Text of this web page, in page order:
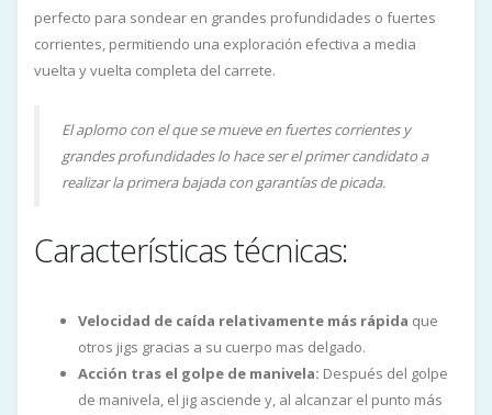
perfecto para sondear en grandes profundidades o fuertes
corrientes, permitiendo una exploración efectiva a media
vuelta y vuelta completa del carrete.
El aplomo con el que se mueve en fuertes corrientes y
grandes profundidades lo hace ser el primer candidato a
realizar la primera bajada con garantías de picada.
Características técnicas:
Velocidad de caída relativamente más rápida que
otros jigs gracias a su cuerpo mas delgado.
Acción tras el golpe de manivela: Después del golpe
de manivela, el jig asciende y, al alcanzar el punto más